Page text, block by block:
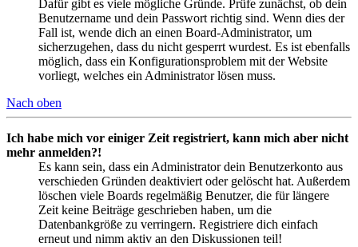
Dafür gibt es viele mögliche Gründe. Prüfe zunächst, ob dein
Benutzername und dein Passwort richtig sind. Wenn dies der
Fall ist, wende dich an einen Board-Administrator, um
sicherzugehen, dass du nicht gesperrt wurdest. Es ist ebenfalls
möglich, dass ein Konfigurationsproblem mit der Website
vorliegt, welches ein Administrator lösen muss.
Nach oben
Ich habe mich vor einiger Zeit registriert, kann mich aber nicht
mehr anmelden?!
Es kann sein, dass ein Administrator dein Benutzerkonto aus
verschieden Gründen deaktiviert oder gelöscht hat. Außerdem
löschen viele Boards regelmäßig Benutzer, die für längere
Zeit keine Beiträge geschrieben haben, um die
Datenbankgröße zu verringern. Registriere dich einfach
erneut und nimm aktiv an den Diskussionen teil!